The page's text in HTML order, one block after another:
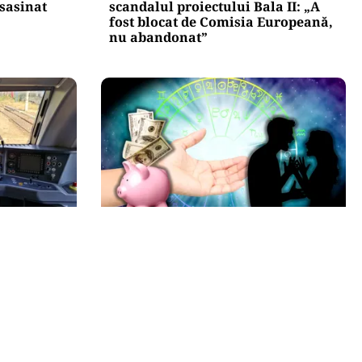
scandalul proiectului Bala II: „A
fost blocat de Comisia Europeană,
nu abandonat”